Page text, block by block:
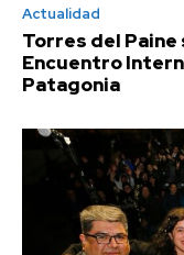
Actualidad
Torres del
Encuentro
Patagonia